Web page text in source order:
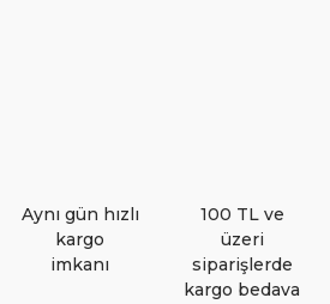
Aynı gün hızlı
kargo
imkanı
100 TL ve
üzeri
siparişlerde
kargo bedava